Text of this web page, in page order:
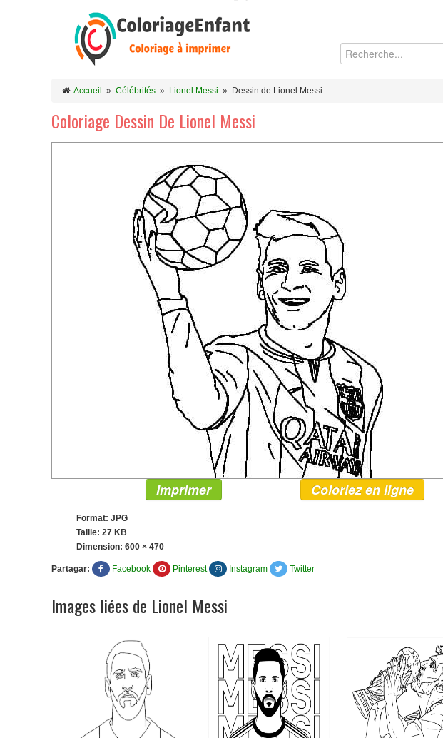
Accueil » Célébrités » Lionel Messi » Dessin de Lionel Messi
Coloriage Dessin De Lionel Messi
Imprimer Coloriez en ligne
Format: JPG
Taille: 27 KB
Dimension: 600 × 470
Partagar: Facebook Pinterest Instagram Twitter
Images liées de Lionel Messi